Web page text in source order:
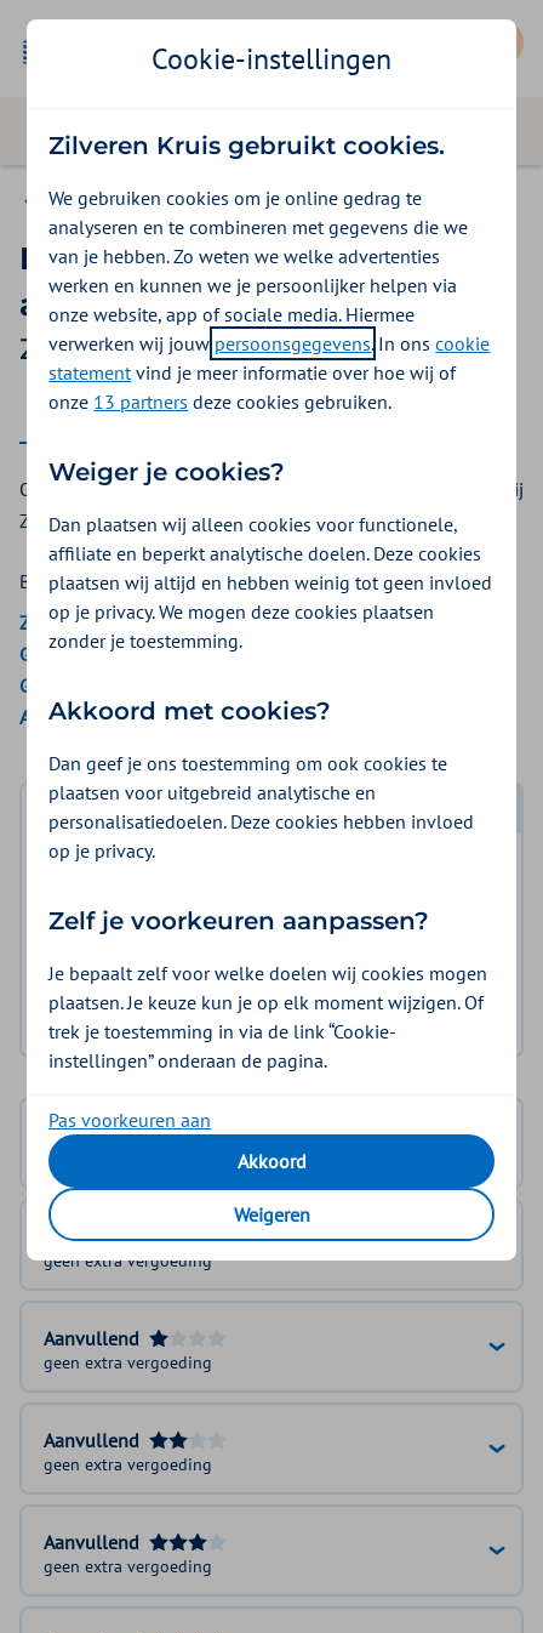
Vergoedingen
Incontinentie-
absorptiemateriaal
Zilveren Kruis vergoeding 2025
2025 2026
Opvangmateriaal bij incontinentie van urine of ontlasting. Bij
Zilveren Kruis krijgt u hiervoor een vergoeding.
Bekijk de vergoedingen van:
ZieZo
Gemeenten Optimaal
Gemeente Amsterdam
Aon Vitaal
Log in met DigiD
Log in met DigiD
Geen DigiD? Vraag aan
Basisverzekering
100%
Basis Plus Module
geen extra vergoeding
Aanvullend
geen extra vergoeding
Aanvullend
geen extra vergoeding
Aanvullend
geen extra vergoeding
Cookie-instellingen
Zilveren Kruis gebruikt cookies.
We gebruiken cookies om je online gedrag te
analyseren en te combineren met gegevens die we
van je hebben. Zo weten we welke advertenties
werken en kunnen we je persoonlijker helpen via
onze website, app of sociale media. Hiermee
verwerken wij jouw persoonsgegevens. In onscookie
statementvind je meer informatie over hoe wij of
onze 13 partners deze cookies gebruiken.
Weiger je cookies?
Dan plaatsen wij alleen cookies voor functionele,
affiliate en beperkt analytische doelen. Deze cookies
plaatsen wij altijd en hebben weinig tot geen invloed
op je privacy. We mogen deze cookies plaatsen
zonder je toestemming.
Akkoord met cookies?
Dan geef je ons toestemming om ook cookies te
plaatsen voor uitgebreid analytische en
personalisatiedoelen. Deze cookies hebben invloed
op je privacy.
Zelf je voorkeuren aanpassen?
Je bepaalt zelf voor welke doelen wij cookies mogen
plaatsen. Je keuze kun je op elk moment wijzigen. Of
trek je toestemming in via de link “Cookie-
instellingen” onderaan de pagina.
Pas voorkeuren aan
Akkoord
Weigeren